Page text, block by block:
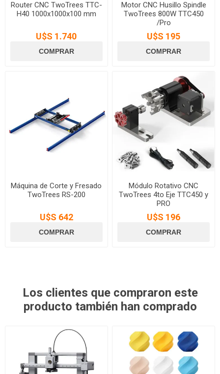
Router CNC TwoTrees TTC-
H40 1000x1000x100 mm
U$S 1.740
Motor CNC Husillo Spindle
TwoTrees 800W TTC450
/Pro
U$S 195
Máquina de Corte y Fresado
TwoTrees RS-200
U$S 642
Módulo Rotativo CNC
TwoTrees 4to Eje TTC450 y
PRO
U$S 196
Los clientes que compraron este
producto también han comprado